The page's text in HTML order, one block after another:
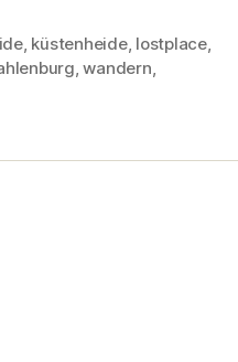
, küstenheide, lostplace,
,wandern,